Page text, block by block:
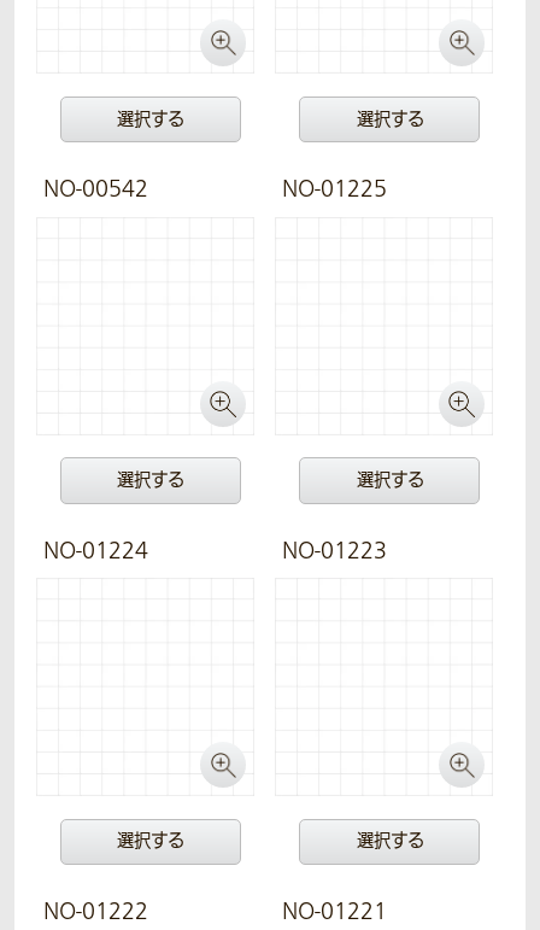
選択する 選択する
NO-00542
選択する
NO-01225
選択する
NO-01224
選択する
NO-01223
選択する
NO-01222 NO-01221